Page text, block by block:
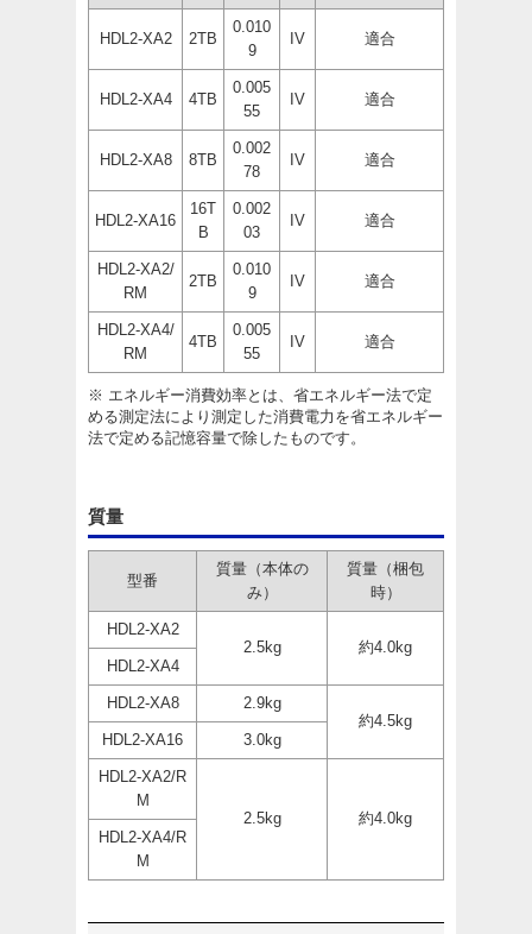
HDL2-XA2 2TB
0.010
9
IV 適合
HDL2-XA4 4TB
0.005
55
IV 適合
HDL2-XA8 8TB
0.002
78
IV 適合
HDL2-XA16
16T
B
0.002
03
IV 適合
HDL2-XA2/
RM
2TB
0.010
9
IV 適合
HDL2-XA4/
RM
4TB
0.005
55
IV 適合
※ エネルギー消費効率とは、省エネルギー法で定
める測定法により測定した消費電力を省エネルギー
法で定める記憶容量で除したものです。
質量
型番
質量（本体の
み）
質量（梱包
時）
HDL2-XA2
2.5kg
約4.0kg
HDL2-XA4
HDL2-XA8
2.9kg
約4.5kg
HDL2-XA16
3.0kg
HDL2-XA2/R
M
2.5kg
約4.0kg
HDL2-XA4/R
M